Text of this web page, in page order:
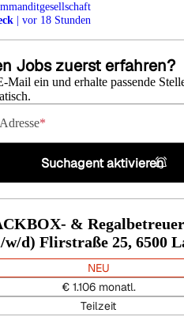
| vor 18 Stunden
Jobs zuerst erfahren?
Mail ein und erhalte passende
*
Suchagent aktivieren
& Regalbetreuer
w/d) Flirstraße 25, 6500
NEU
€ 1.106 monatl.
Teilzeit